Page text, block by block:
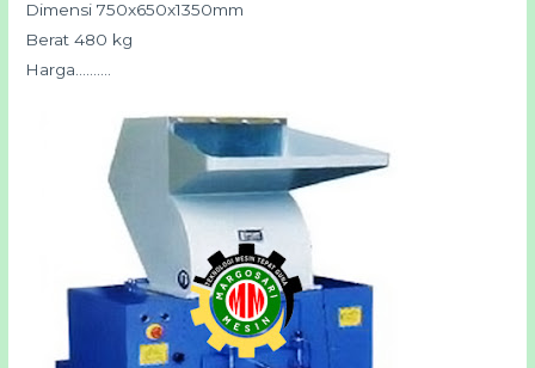
Dimensi 750x650x1350mm
Berat 480 kg
Harga……….